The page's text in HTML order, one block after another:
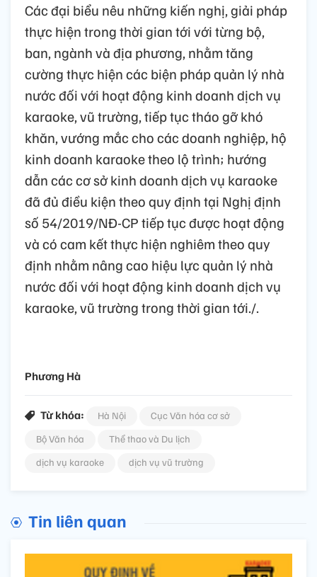
Các đại biểu nêu những kiến nghị, giải pháp
thực hiện trong thời gian tới với từng bộ,
ban, ngành và địa phương, nhằm tăng
cường thực hiện các biện pháp quản lý nhà
nước đối với hoạt động kinh doanh dịch vụ
karaoke, vũ trường, tiếp tục tháo gỡ khó
khăn, vướng mắc cho các doanh nghiệp, hộ
kinh doanh karaoke theo lộ trình; hướng
dẫn các cơ sở kinh doanh dịch vụ karaoke
đã đủ điều kiện theo quy định tại Nghị định
số 54/2019/NĐ-CP tiếp tục được hoạt động
và có cam kết thực hiện nghiêm theo quy
định nhằm nâng cao hiệu lực quản lý nhà
nước đối với hoạt động kinh doanh dịch vụ
karaoke, vũ trường trong thời gian tới./.
Phương Hà
Từ khóa: Hà Nội
Cục Văn hóa cơ sở
Bộ Văn hóa
Thể thao và Du lịch
dịch vụ karaoke
dịch vụ vũ trường
Tin liên quan